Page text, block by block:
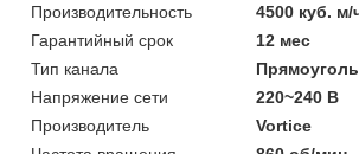
Производительность
4500 куб. м/
Гарантийный срок
12 мес
Тип канала
Напряжение сети
220~240 В
Производитель
Vortice